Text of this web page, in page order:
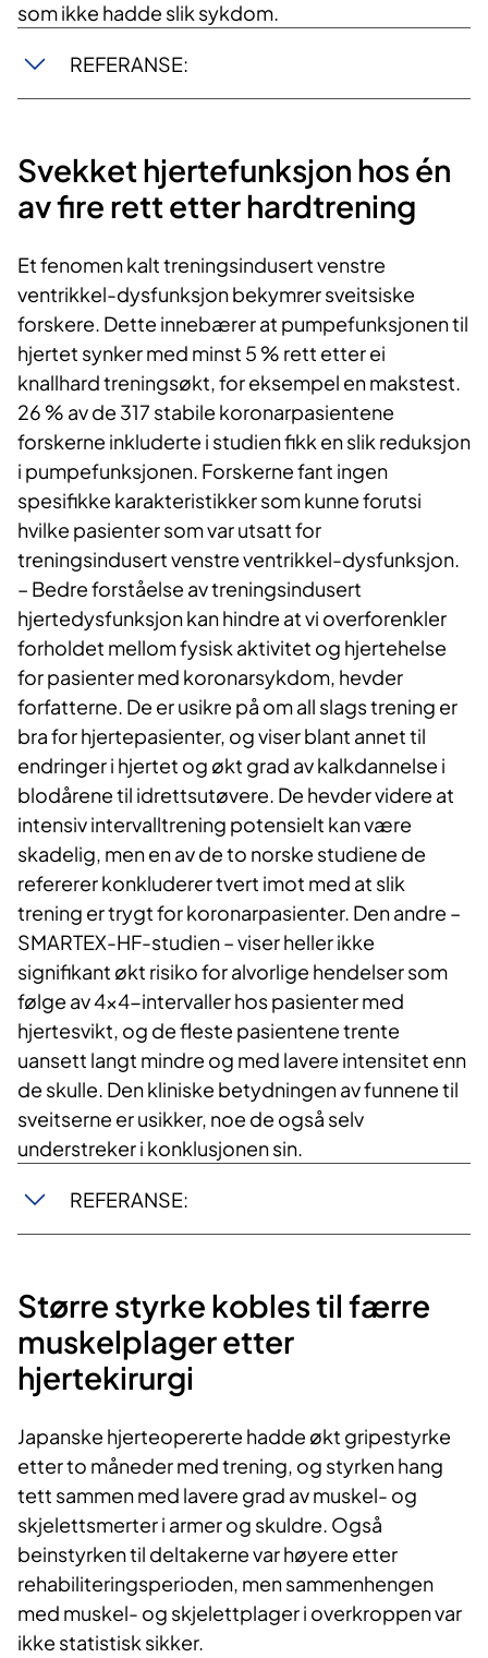
som ikke hadde slik sykdom.
REFERANSE:
Svekket hjertefunksjon hos én
av fire rett etter hardtrening
Et fenomen kalt treningsindusert venstre
ventrikkel-dysfunksjon bekymrer sveitsiske
forskere. Dette innebærer at pumpefunksjonen til
hjertet synker med minst 5 % rett etter ei
knallhard treningsøkt, for eksempel en makstest.
26 % av de 317 stabile koronarpasientene
forskerne inkluderte i studien fikk en slik reduksjon
i pumpefunksjonen. Forskerne fant ingen
spesifikke karakteristikker som kunne forutsi
hvilke pasienter som var utsatt for
treningsindusert venstre ventrikkel-dysfunksjon.
– Bedre forståelse av treningsindusert
hjertedysfunksjon kan hindre at vi overforenkler
forholdet mellom fysisk aktivitet og hjertehelse
for pasienter med koronarsykdom, hevder
forfatterne. De er usikre på om all slags trening er
bra for hjertepasienter, og viser blant annet til
endringer i hjertet og økt grad av kalkdannelse i
blodårene til idrettsutøvere. De hevder videre at
intensiv intervalltrening potensielt kan være
skadelig, men en av de to norske studiene de
refererer konkluderer tvert imot med at slik
trening er trygt for koronarpasienter. Den andre –
SMARTEX-HF-studien – viser heller ikke
signifikant økt risiko for alvorlige hendelser som
følge av 4x4-intervaller hos pasienter med
hjertesvikt, og de fleste pasientene trente
uansett langt mindre og med lavere intensitet enn
de skulle. Den kliniske betydningen av funnene til
sveitserne er usikker, noe de også selv
understreker i konklusjonen sin.
REFERANSE:
Større styrke kobles til færre
muskelplager etter
hjertekirurgi
Japanske hjerteopererte hadde økt gripestyrke
etter to måneder med trening, og styrken hang
tett sammen med lavere grad av muskel- og
skjelettsmerter i armer og skuldre. Også
beinstyrken til deltakerne var høyere etter
rehabiliteringsperioden, men sammenhengen
med muskel- og skjelettplager i overkroppen var
ikke statistisk sikker.